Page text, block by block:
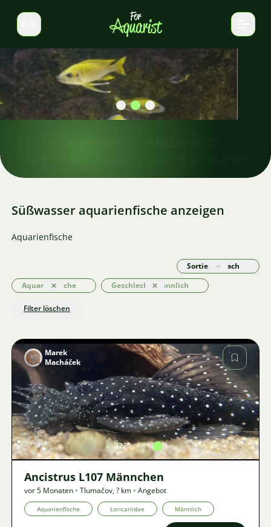
Sprache wechseln
Süßwasser aquarienfische anzeigen
Aquarienfische
Aquarienfische
Löschen Geschlecht: Männlich
Löschen
Filter löschen
Sortieren nach
Bild
Marek
Macháček
2226 1
Ancistrus L107 Männchen
vor 5 Monaten • Tlumačov,? km • Angebot
Aquarienfische Loricariidae Männlich